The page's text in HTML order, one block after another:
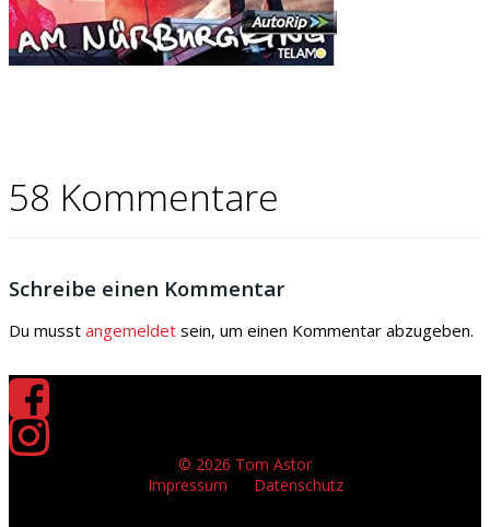
58 Kommentare
Schreibe einen Kommentar
Du musst angemeldet sein, um einen Kommentar abzugeben.
© 2026 Tom Astor
Impressum
Datenschutz